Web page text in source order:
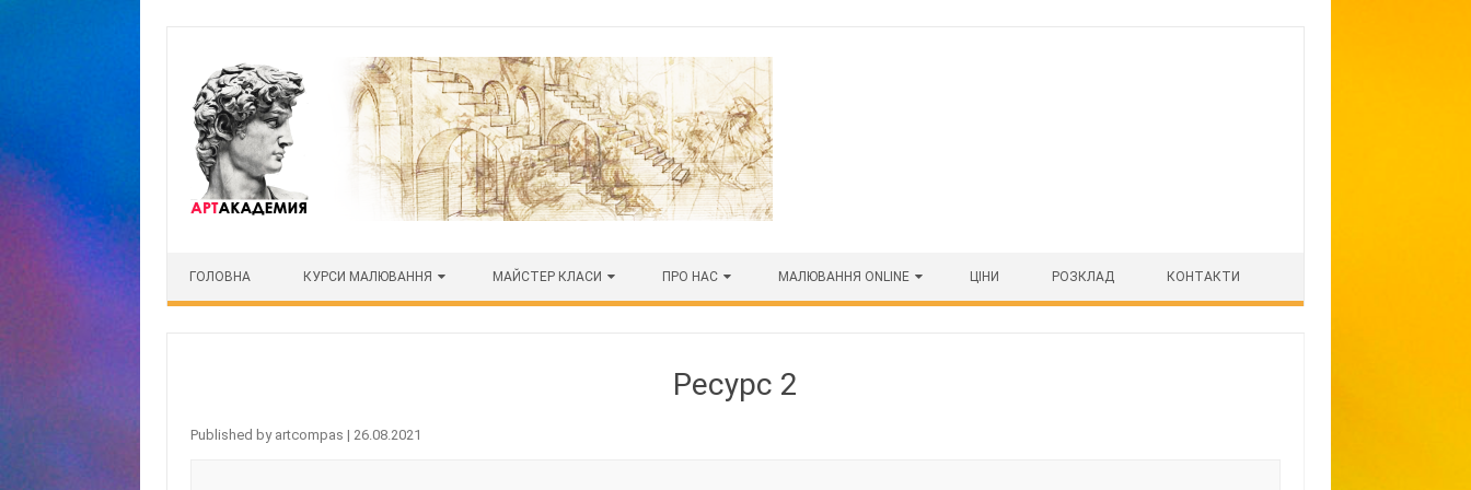
ГОЛОВНА КУРСИ МАЛЮВАННЯ МАЙСТЕР КЛАСИ ПРО НАС МАЛЮВАННЯ ONLINE ЦІНИ РОЗКЛАД КОНТАКТИ
Ресурс 2
Published by artcompas | 26.08.2021